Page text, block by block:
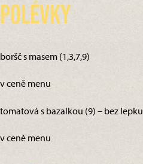
Polévky
boršč s masem (1,3,7,9)
v ceně menu
tomatová s bazalkou (9) – bez lepku
v ceně menu